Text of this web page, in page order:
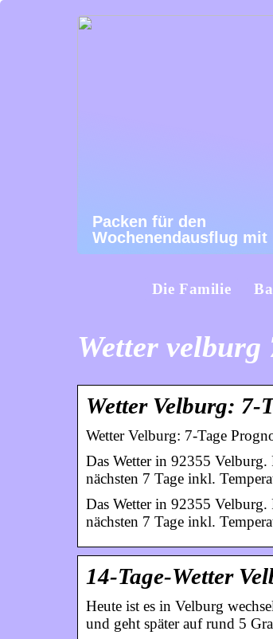
Packen für den
Wochenendausflug mit
Die Familie
Wetter velburg
Wetter Velburg: 7-
Wetter Velburg: 7-Tage
Das Wetter in 92355 Velburg.
nächsten 7 Tage inkl.
Das Wetter in 92355 Velburg.
nächsten 7 Tage inkl.
14-Tage-Wetter
Heute ist es in Velburg
und geht später auf rund 5